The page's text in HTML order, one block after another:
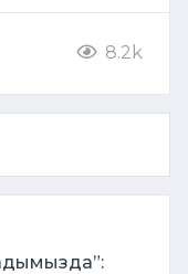
8.2k